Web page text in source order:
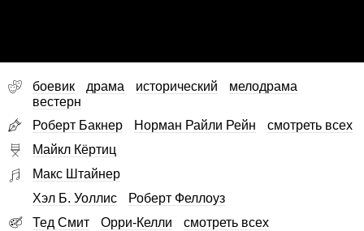
боевик драма исторический
мелодрама
вестерн
Роберт Бакнер
Норман Райли Рейн
смотреть всех
Майкл Кёртиц
Макс Штайнер
Хэл Б. Уоллис
Роберт Феллоуз
Тед Смит
Орри-Келли
смотреть всех